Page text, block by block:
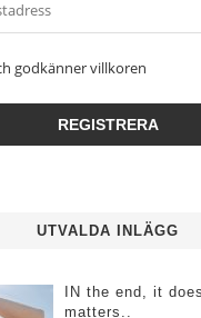
godkännervillkoren
UTVALDA INLÄGG
IN the end, it
matters..